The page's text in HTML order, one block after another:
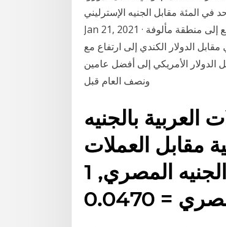
المئة مقابل الجنيه الإسترليني.
Jan 21, 2021 · تحليل الجنيه الاسترليني مقابل الدولار الأمريكي اليوم: الباوند يتراجع إلى منطقة مألوفة
الإسترليني مقابل الدولار الكندي إلى ارتفاع مع
الدولار الأمريكي إلى أفضل عامين
ونصف العام قبل
العربية بالجنيه
مقابل العملات
الأخرى اضغط على هذه العملة. الجنيه المصري, 1